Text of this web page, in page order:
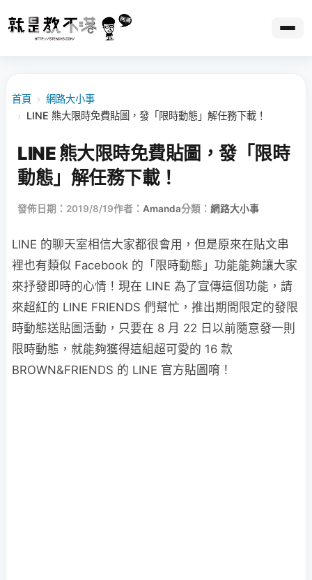
首頁 › 網路大小事
› LINE 熊大限時免費貼圖，發「限時動態」解任務下載！
LINE 熊大限時免費貼圖，發「限時
動態」解任務下載！
發佈日期：2019/8/19作者： Amanda分類： 網路大小事
LINE 的聊天室相信大家都很會用，但是原來在貼文串
裡也有類似 Facebook 的「限時動態」功能能夠讓大家
來抒發即時的心情！現在 LINE 為了宣傳這個功能，請
來超紅的 LINE FRIENDS 們幫忙，推出期間限定的發限
時動態送貼圖活動，只要在 8 月 22 日以前隨意發一則
限時動態，就能夠獲得這組超可愛的 16 款
BROWN&FRIENDS 的 LINE 官方貼圖唷！